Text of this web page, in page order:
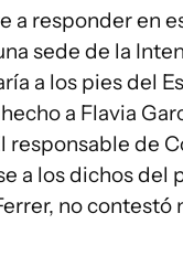
a responder en
sede de la
a los pies del
a Flavia
responsable de
a los dichos del
no contestó